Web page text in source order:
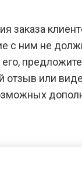
заказа
с ним не
отзыв или